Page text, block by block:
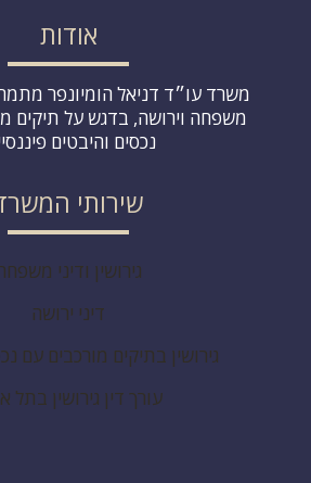
אודות
משרד עו״ד דניאל הומיונפר
משפחה וירושה, בדגש על תיקים
נכסים והיבטים
שירותי
גירושין ודיני
דיני ירושה
גירושין בתיקים מורכבים עם
עורך דין גירושין בתל